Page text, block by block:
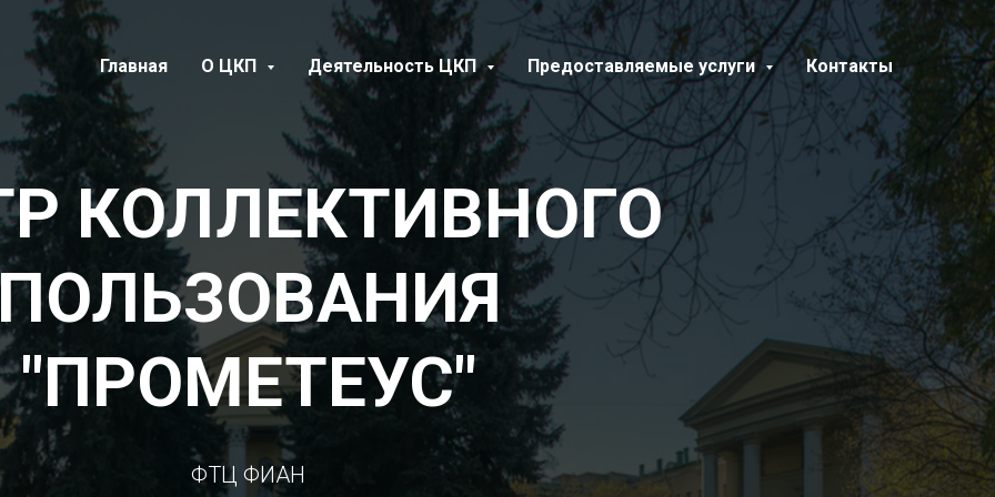
Главная О ЦКП Деятельность ЦКП Предоставляемые услуги Контакты
КОЛЛЕКТИВНОГО
"ПРОМЕТЕУС"
ФТЦ ФИАН